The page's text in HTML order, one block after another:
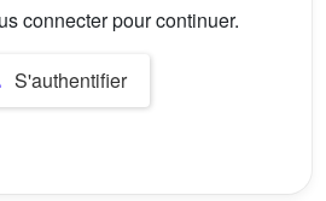
connecter pour continuer.
S'authentifier